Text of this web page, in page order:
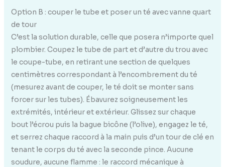
Option B : couper le tube et poser un té avec vanne quart
de tour
C’est la solution durable, celle que posera n’importe quel
plombier. Coupez le tube de part et d’autre du trou avec
le coupe-tube, en retirant une section de quelques
centimètres correspondant à l’encombrement du té
(mesurez avant de couper, le té doit se monter sans
forcer sur les tubes). Ébavurez soigneusement les
extrémités, intérieur et extérieur. Glissez sur chaque
bout l’écrou puis la bague bicône (l’olive), engagez le té,
et serrez chaque raccord à la main puis d’un tour de clé en
tenant le corps du té avec la seconde pince. Aucune
soudure, aucune flamme : le raccord mécanique à